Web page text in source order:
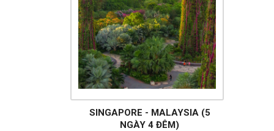
SINGAPORE - MALAYSIA (5
NGÀY 4 ĐÊM)